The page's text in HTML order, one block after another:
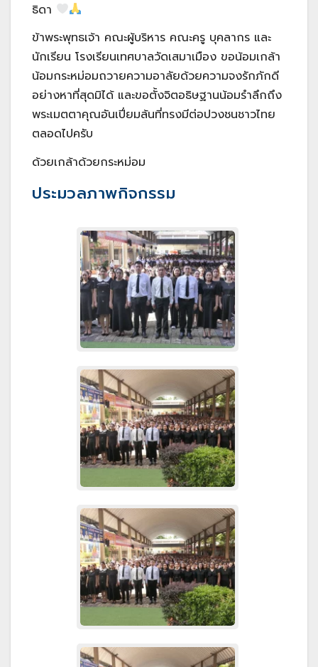
ธิดา
ข้าพระพุทธเจ้า คณะผู้บริหาร คณะครู บุคลากร และ
นักเรียน โรงเรียนเทศบาลวัดเสมาเมือง ขอน้อมเกล้า
น้อมกระหม่อมถวายความอาลัยด้วยความจงรักภักดี
อย่างหาที่สุดมิได้ และขอตั้งจิตอธิษฐานน้อมรำลึกถึง
พระเมตตาคุณอันเปี่ยมล้นที่ทรงมีต่อปวงชนชาวไทย
ตลอดไปครับ
ด้วยเกล้าด้วยกระหม่อม
ประมวลภาพกิจกรรม